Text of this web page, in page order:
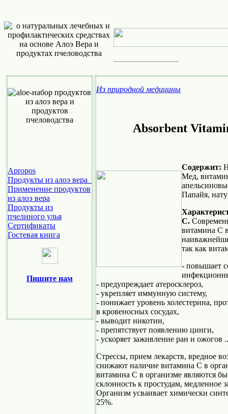
Apropos
Продукты из алоэ вера
Применение продуктов
из алоэ вера
Продукты из
пчелиного улья
Cертификаты
Гостевая книга
Пишите нам
Из природной медицины
Absorbent
Cодержит:
Мед,
Папайя,
C.
витамина С
так как
- повышает
- предупреждает атеросклероз,
- укрепляет иммунную систему,
- понижает уровень холестерина,
в кровеносных сосудах,
- выводит никотин,
- препятствует появлению цинги,
- ускоряет заживление ран и ожогов
Стрессы, прием лекарств, вредное
снижают наличие витамина С в
витамина С в организме являются
склонность к простудам, медленное
Организм усваивает химически
25%.